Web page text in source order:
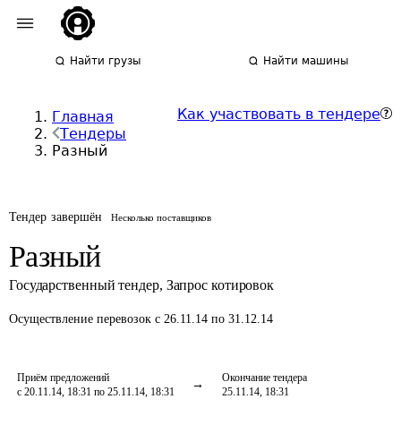
Найти грузы Найти машины
Главная
Тендеры
Разный
Как участвовать в тендере
Тендер завершён Несколько поставщиков
Разный
Государственный тендер, Запрос котировок
Осуществление перевозок с 26.11.14 по 31.12.14
Приём предложений
с 20.11.14, 18:31 по 25.11.14, 18:31
Окончание тендера
25.11.14, 18:31